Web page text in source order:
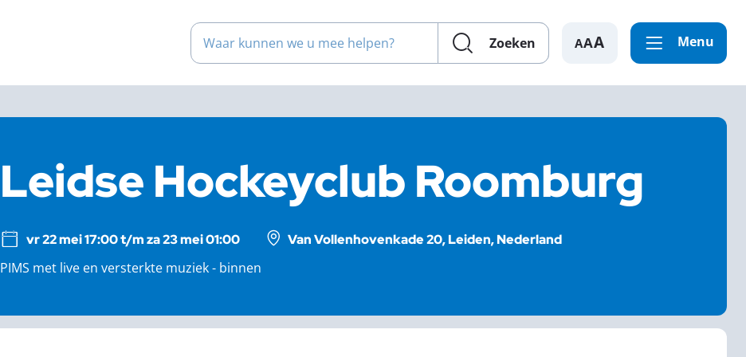
Waar kunnen we u mee helpen?
Zoeken A Menu
Leidse Hockeyclub Roomburg
vr 22 mei 17:00 t/m za 23 mei 01:00
Van Vollenhovenkade 20, Leiden, Nederland
PIMS met live en versterkte muziek - binnen